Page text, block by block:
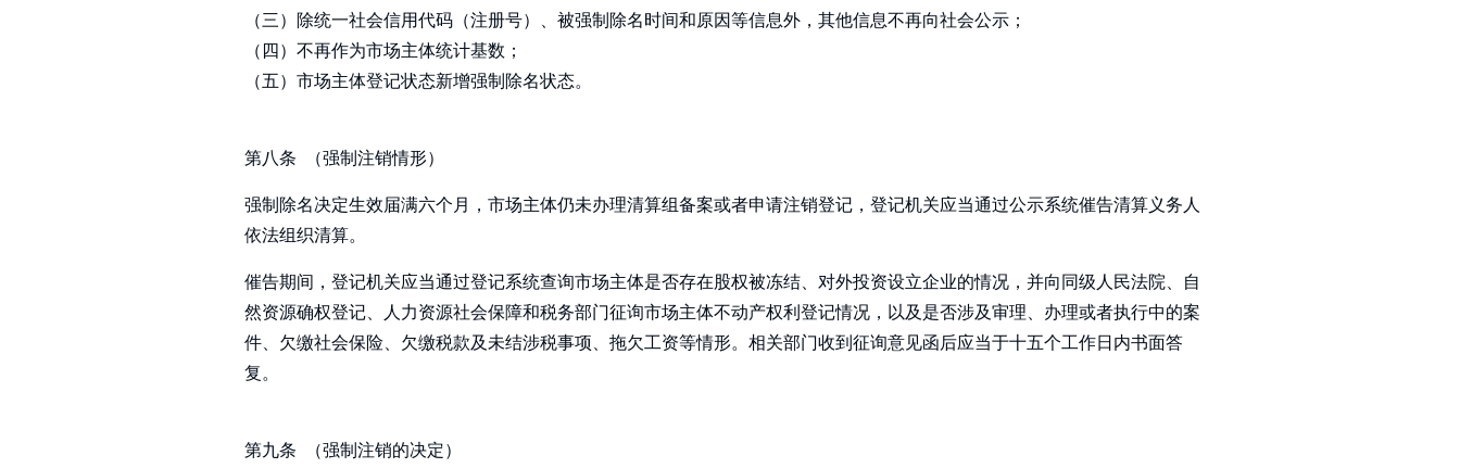
（三）除统一社会信用代码（注册号）、被强制除名时间和原因等信息外，其他信息不再向社会公示；
（四）不再作为市场主体统计基数；
（五）市场主体登记状态新增强制除名状态。
第八条 （强制注销情形）
强制除名决定生效届满六个月，市场主体仍未办理清算组备案或者申请注销登记，登记机关应当通过公示系统催告清算义务人
依法组织清算。
催告期间，登记机关应当通过登记系统查询市场主体是否存在股权被冻结、对外投资设立企业的情况，并向同级人民法院、自
然资源确权登记、人力资源社会保障和税务部门征询市场主体不动产权利登记情况，以及是否涉及审理、办理或者执行中的案
件、欠缴社会保险、欠缴税款及未结涉税事项、拖欠工资等情形。相关部门收到征询意见函后应当于十五个工作日内书面答
复。
第九条 （强制注销的决定）